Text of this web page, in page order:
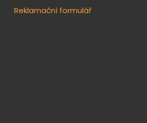
Reklamační formulář